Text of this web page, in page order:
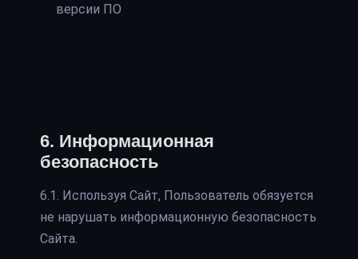
версии ПО
6. Информационная
безопасность
6.1. Используя Сайт, Пользователь обязуется
не нарушать информационную безопасность
Сайта.